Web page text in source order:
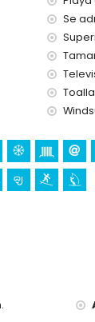
vacaciones
(El Portet) (a
Blanca
histórico
de 10
(a menos
de 10
de la
Se